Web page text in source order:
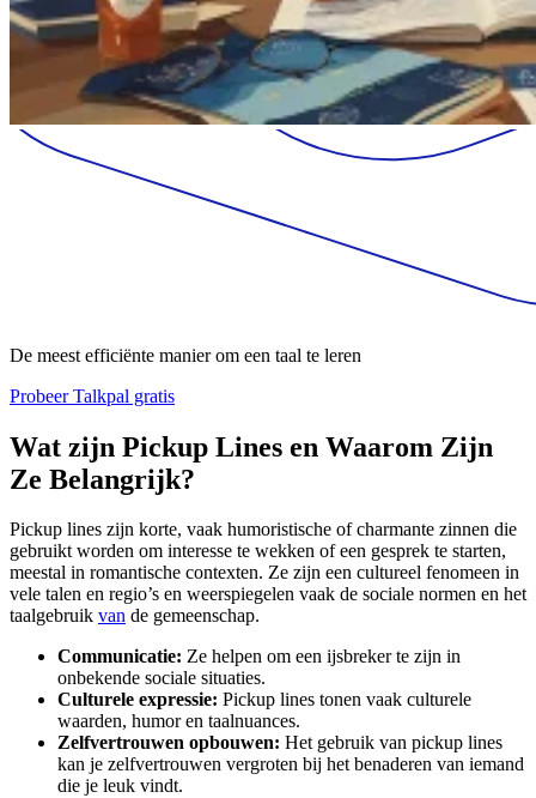
De meest efficiënte manier om een taal te leren
Probeer Talkpal gratis
Wat zijn Pickup Lines en Waarom Zijn
Ze Belangrijk?
Pickup lines zijn korte, vaak humoristische of charmante zinnen die
gebruikt worden om interesse te wekken of een gesprek te starten,
meestal in romantische contexten. Ze zijn een cultureel fenomeen in
vele talen en regio’s en weerspiegelen vaak de sociale normen en het
taalgebruik van de gemeenschap.
Communicatie: Ze helpen om een ijsbreker te zijn in
onbekende sociale situaties.
Culturele expressie: Pickup lines tonen vaak culturele
waarden, humor en taalnuances.
Zelfvertrouwen opbouwen: Het gebruik van pickup lines
kan je zelfvertrouwen vergroten bij het benaderen van iemand
die je leuk vindt.